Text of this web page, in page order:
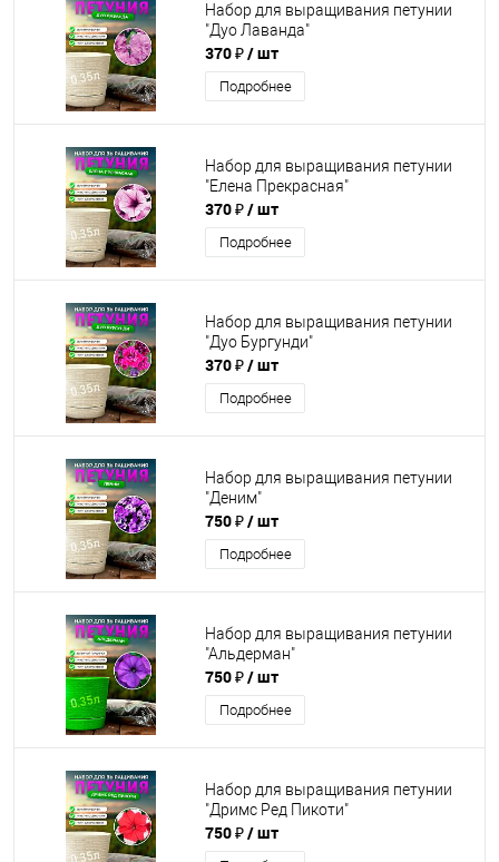
Набор для выращивания петунии
"Дуо Лаванда"
370 ₽/ шт
Подробнее
Набор для выращивания петунии
"Елена Прекрасная"
370 ₽/ шт
Подробнее
Набор для выращивания петунии
"Дуо Бургунди"
370 ₽/ шт
Подробнее
Набор для выращивания петунии
"Деним"
750 ₽/ шт
Подробнее
Набор для выращивания петунии
"Альдерман"
750 ₽/ шт
Подробнее
Набор для выращивания петунии
"Дримс Ред Пикоти"
750 ₽/ шт